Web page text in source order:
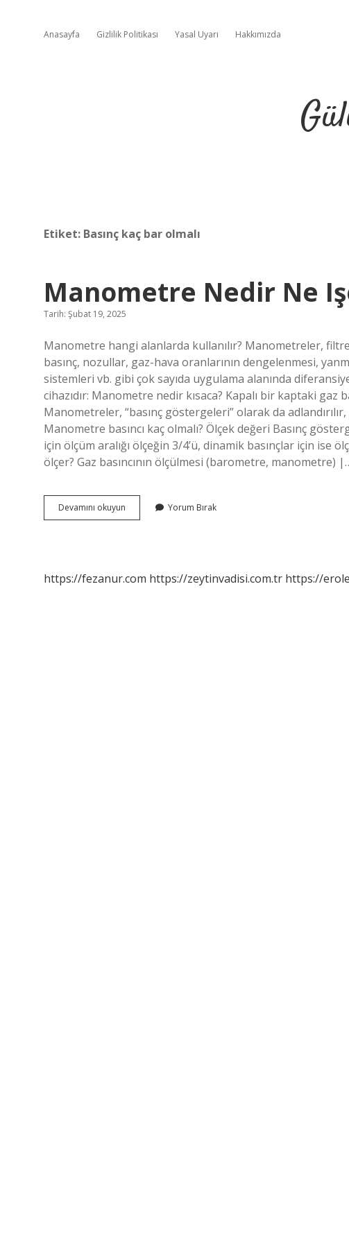
Anasayfa Gizlilik Politikası Yasal Uyarı Hakkımızda
Etiket: Basınç kaç bar olmalı
Manometre Nedir Ne
Tarih: Şubat 19, 2025
Manometre hangi alanlarda kullanılır? Manometreler,
basınç, nozullar, gaz-hava oranlarının dengelenmesi,
sistemleri vb. gibi çok sayıda uygulama alanında
cihazıdır: Manometre nedir kısaca? Kapalı bir kaptaki gaz
Manometreler, “basınç göstergeleri” olarak da
Manometre basıncı kaç olmalı? Ölçek değeri Basınç
için ölçüm aralığı ölçeğin 3/4’ü, dinamik basınçlar için ise
ölçer? Gaz basıncının ölçülmesi (barometre, manometre)
Devamını okuyun Manometre
Nedir
Yorum Bırak
https://fezanur.com https://zeytinvadisi.com.tr https://